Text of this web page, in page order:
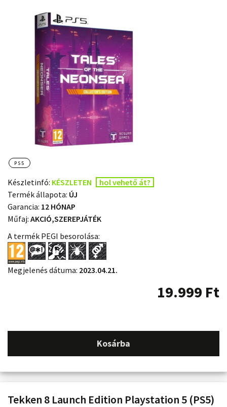
PS5
Készletinfó: KÉSZLETEN
hol vehető át?
Termék állapota: ÚJ
Garancia: 12 HÓNAP
Műfaj: AKCIÓ,SZEREPJÁTÉK
A termék PEGI besorolása:
Megjelenés dátuma: 2023.04.21.
19.999 Ft
Kosárba
Tekken 8 Launch Edition Playstation 5 (PS5)